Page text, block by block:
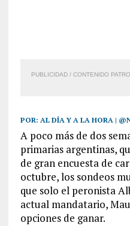
PUBLICIDAD / CONTENIDO
POR: AL DÍA Y A LA HORA |
A poco más de dos
primarias argentinas,
de gran encuesta de
octubre, los sondeos
que solo el peronista
actual mandatario,
opciones de ganar.